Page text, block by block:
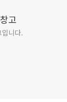
고
니다.